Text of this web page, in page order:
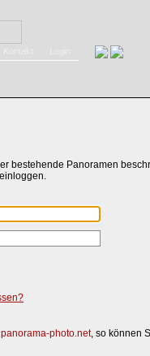
bestehende Panoramen
panorama-photo.net, so können